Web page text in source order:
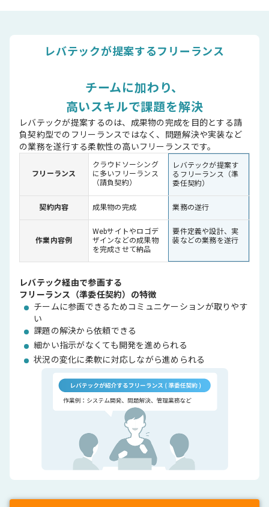
レバテックが提案するフリーランス
チームに加わり、
高いスキルで課題を解決
レバテックが提案するのは、成果物の完成を目的とする請
負契約型でのフリーランスではなく、問題解決や実装など
の業務を遂行する柔軟性の高いフリーランスです。
フリーランス
クラウドソーシング
に多いフリーランス
（請負契約）
レバテックが提案す
るフリーランス（準
委任契約）
契約内容 成果物の完成 業務の遂行
作業内容例
Webサイトやロゴデ
ザインなどの成果物
を完成させて納品
要件定義や設計、実
装などの業務を遂行
レバテック経由で参画する
フリーランス（準委任契約）の特徴
チームに参画できるためコミュニケーションが取りやす
い
課題の解決から依頼できる
細かい指示がなくても開発を進められる
状況の変化に柔軟に対応しながら進められる